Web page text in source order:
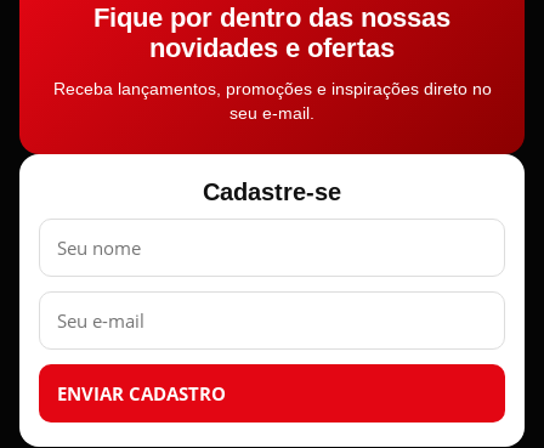
Fique por dentro das nossas
novidades e ofertas
Receba lançamentos, promoções e inspirações direto no
seu e-mail.
Cadastre-se
Nome
E-
mail
ENVIAR CADASTRO